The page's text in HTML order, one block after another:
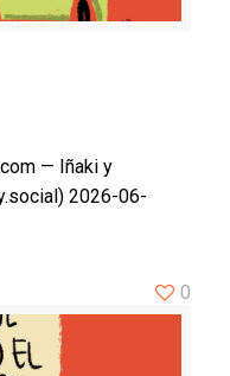
— Iñaki y
2026-06-
0